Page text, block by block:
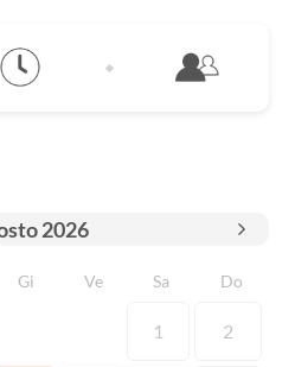
2026
Gi Ve Sa Do
1 2